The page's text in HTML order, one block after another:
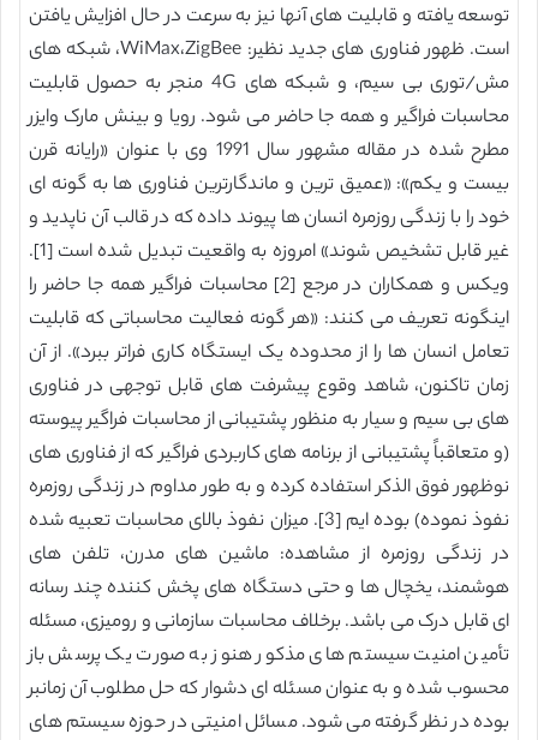
توسعه یافته و قابلیت های آنها نیز به سرعت در حال افزایش یافتن
است. ظهور فناوری های جدید نظیر: WiMax،ZigBee، شبکه های
مش/توری بی سیم، و شبکه های 4G منجر به حصول قابلیت
محاسبات فراگیر و همه جا حاضر می شود. رویا و بینش مارک وایزر
مطرح شده در مقاله مشهور سال 1991 وی با عنوان «رایانه قرن
بیست و یکم»: «عمیق ترین و ماندگارترین فناوری ها به گونه ای
خود را با زندگی روزمره انسان ها پیوند داده که در قالب آن ناپدید و
غیر قابل تشخیص شوند» امروزه به واقعیت تبدیل شده است [1].
ویکس و همکاران در مرجع [2] محاسبات فراگیر همه جا حاضر را
اینگونه تعریف می کنند: «هر گونه فعالیت محاسباتی که قابلیت
تعامل انسان ها را از محدوده یک ایستگاه کاری فراتر ببرد». از آن
زمان تاکنون، شاهد وقوع پیشرفت های قابل توجهی در فناوری
های بی سیم و سیار به منظور پشتیبانی از محاسبات فراگیر پیوسته
(و متعاقباً پشتیبانی از برنامه های کاربردی فراگیر که از فناوری های
نوظهور فوق الذکر استفاده کرده و به طور مداوم در زندگی روزمره
نفوذ نموده) بوده ایم [3]. میزان نفوذ بالای محاسبات تعبیه شده
در زندگی روزمره از مشاهده: ماشین های مدرن، تلفن های
هوشمند، یخچال ها و حتی دستگاه های پخش کننده چند رسانه
ای قابل درک می باشد. برخلاف محاسبات سازمانی و رومیزی، مسئله
تأمین امنیت سیستم های مذکور هنوز به صورت یک پرسش باز
محسوب شده و به عنوان مسئله ای دشوار که حل مطلوب آن زمانبر
بوده در نظر گرفته می شود. مسائل امنیتی در حوزه سیستم های